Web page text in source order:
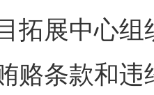
拓展中心
赂条款和